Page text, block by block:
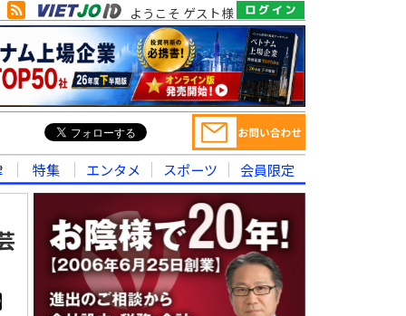
ようこそ ゲスト様
特集 エンタメ スポーツ 会員限定